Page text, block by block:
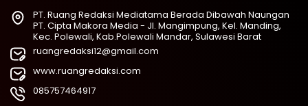
PT. Ruang Redaksi Mediatama Berada Dibawah Naungan
PT. Cipta Makora Media - Jl. Mangimpung, Kel. Manding,
Kec. Polewali, Kab.Polewali Mandar, Sulawesi Barat
ruangredaksi12@gmail.com
www.ruangredaksi.com
085757464917